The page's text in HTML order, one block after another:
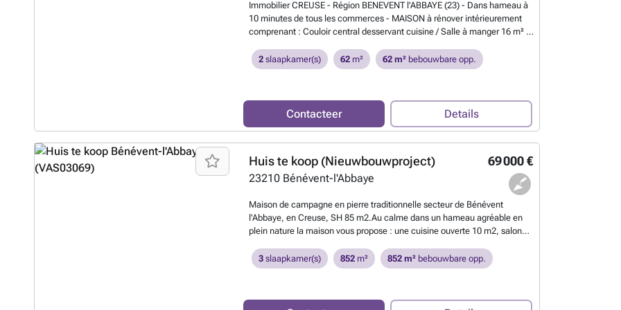
Immobilier CREUSE - Région BENEVENT l'ABBAYE (23) - Dans hameau à
10 minutes de tous les commerces - MAISON à rénover intérieurement
comprenant : Couloir central desservant cuisine / Salle à manger 16 m² -
Dépendance en retour - Le tout sur 427 m² de terrain - Tél. ### ou
###Meer weten?
2slaapkamer(s) 62m² 62 m²bebouwbare opp.
Contacteer Details
69 000 €
Huis te koop (Nieuwbouwproject)
23210 Bénévent-l'Abbaye
Maison de campagne en pierre traditionnelle secteur de Bénévent
l'Abbaye, en Creuse, SH 85 m2.Au calme dans un hameau agréable en
plein nature la maison vous propose : une cuisine ouverte 10 m2, salon
l'étage 3 belles chambres, donc au 1er étage 2 chambres (11 m2 et 9 m2)
et une salle de bain avec cabine de douche et meuble avec lavabo 7 m2
3slaapkamer(s) 852m² 852 m²bebouwbare opp.